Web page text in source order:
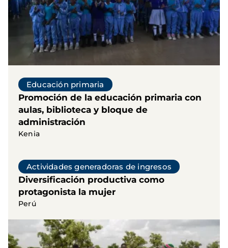
Educación primaria
Promoción de la educación primaria con
aulas, biblioteca y bloque de
administración
Kenia
Actividades generadoras de ingresos
Diversificación productiva como
protagonista la mujer
Perú